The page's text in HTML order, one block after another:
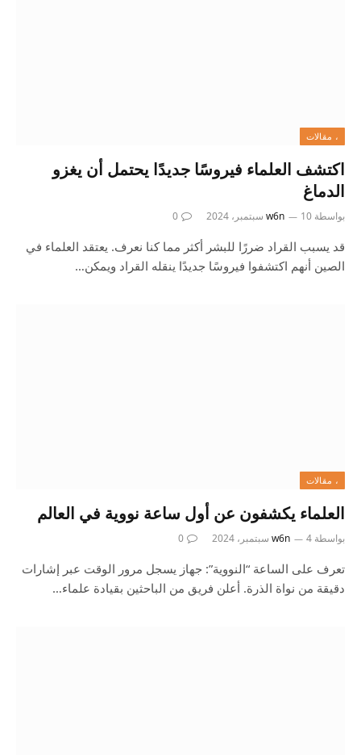
، مقالات
اكتشف العلماء فيروسًا جديدًا يحتمل أن يغزو
الدماغ
بواسطة w6n 10 سبتمبر، 2024 0
قد يسبب القراد ضررًا للبشر أكثر مما كنا نعرف. يعتقد العلماء في
الصين أنهم اكتشفوا فيروسًا جديدًا ينقله القراد ويمكن…
، مقالات
العلماء يكشفون عن أول ساعة نووية في العالم
بواسطة w6n 4 سبتمبر، 2024 0
تعرف على الساعة “النووية”: جهاز يسجل مرور الوقت عبر إشارات
دقيقة من نواة الذرة. أعلن فريق من الباحثين بقيادة علماء…